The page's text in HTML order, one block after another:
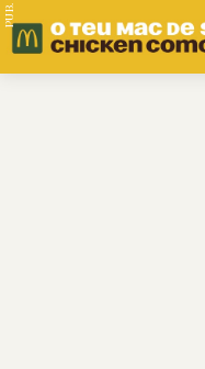
PUB.